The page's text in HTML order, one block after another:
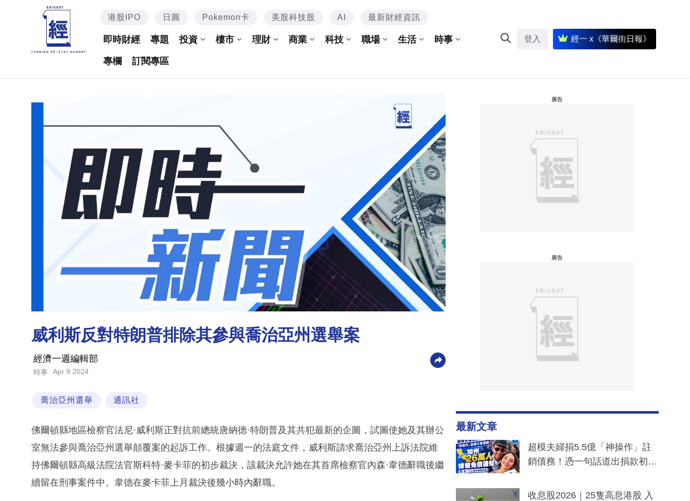
港股IPO 日圓 Pokemon卡 美股科技股 AI 最新財經資訊
即時財經 專題 投資 樓市 理財 商業 科技 職場 生活 時事
專欄 訂閱專區
登入 經一 x《華爾街日報》
威利斯反對特朗普排除其參與喬治亞州選舉案
經濟一週編輯部
時事 Apr 9 2024
喬治亞州選舉 通訊社
佛爾頓縣地區檢察官法尼·威利斯正對抗前總統唐納德·特朗普及其共犯最新的企圖，試圖使她及其辦公
室無法參與喬治亞州選舉顛覆案的起訴工作。根據週一的法庭文件，威利斯請求喬治亞州上訴法院維
持佛爾頓縣高級法院法官斯科特·麥卡菲的初步裁決，該裁決允許她在其首席檢察官內森·韋德辭職後繼
續留在刑事案件中。韋德在麥卡菲上月裁決後幾小時內辭職。
廣告
廣告
最新文章
超模夫婦捐5.5億「神操作」註
銷債務！憑一句話道出捐款初
一度被誤當詐騙手段
收息股2026｜25隻高息港股 入